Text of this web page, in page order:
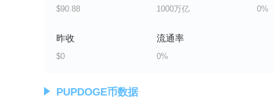
$90.88 1000万亿 0%
昨收
$0
流通率
0%
PUPDOGE币数据